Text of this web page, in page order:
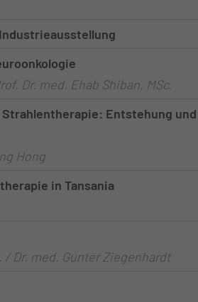
Dr. med. Ehab Shiban, MSc.
Entstehung
Hong
in Tansania
/ Dr. med. Gunter Ziegenhardt